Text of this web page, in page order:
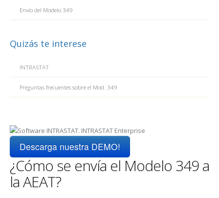
Envío del Modelo 349
Quizás te interese
INTRASTAT
Preguntas frecuentes sobre el Mod. 349
Descarga nuestra DEMO!
¿Cómo se envía el Modelo 349 a
la AEAT?